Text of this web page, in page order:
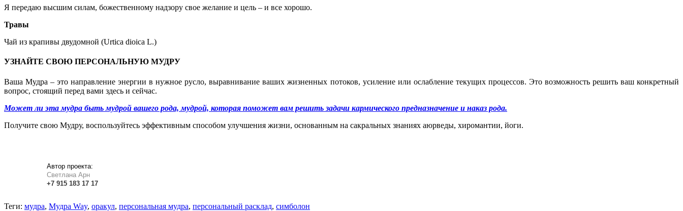
Я передаю высшим силам, божественному надзору свое желание и цель – и все хорошо.
Травы
Чай из крапивы двудомной (Urtica dioica L.)
УЗНАЙТЕ СВОЮ ПЕРСОНАЛЬНУЮ МУДРУ
Ваша Мудра – это направление энергии в нужное русло, выравнивание ваших жизненных потоков, усиление или ослабление текущих процессов. Это возможность решить ваш конкретный
вопрос, стоящий перед вами здесь и сейчас.
Может ли эта мудра быть мудрой вашего рода, мудрой, которая поможет вам решить задачи кармического предназначение и наказ рода.
Получите свою Мудру, воспользуйтесь эффективным способом улучшения жизни, основанным на сакральных знаниях аюрведы, хиромантии, йоги.
Автор проекта:
Светлана Арн
+7 915 183 17 17
Теги: мудра, Мудра Way, оракул, персональная мудра, персональный расклад, симболон